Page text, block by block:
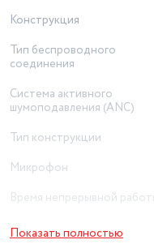
Конструкция
Тип беспроводного
соединения
Система активного
шумоподавления (ANC)
Тип конструкции
Микрофон
Время непрерывной
Цвет товара
Показать полностью